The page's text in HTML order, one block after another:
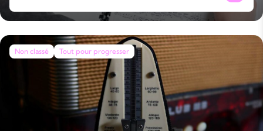
Non classé Tout pour progresser